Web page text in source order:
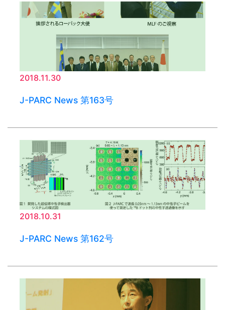
2018.11.30
J-PARC News 第163号
2018.10.31
J-PARC News 第162号